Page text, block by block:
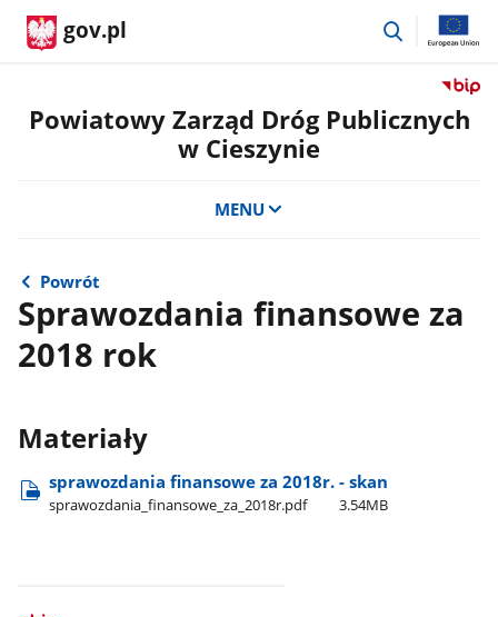
gov.pl
przejdź
Przejdź
do
w
Powiatowy Zarząd Dróg Publicznych
w Cieszynie
MENU
Powrót
Sprawozdania finansowe za
2018 rok
Materiały
sprawozdania finansowe za 2018r. - skan
sprawozdania​_finansowe​_za​_2018r.pdf 3.54MB